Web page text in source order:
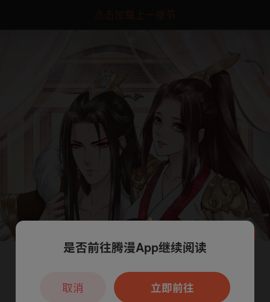
点击加载上一章节
腾漫App免费看
本章节仅支持App阅读，可打开App新用
户7天免费看
是否前往腾漫App继续阅读
立即前往
取消